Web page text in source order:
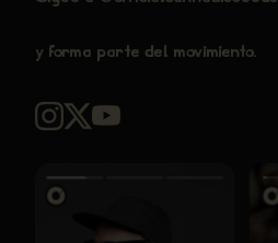
y forma parte del movimiento.